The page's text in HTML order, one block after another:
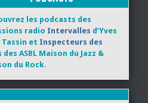
les podcasts des
radio Intervalles d’Yves
Tassin et Inspecteurs des
des ASBL Maison du Jazz &
du Rock.